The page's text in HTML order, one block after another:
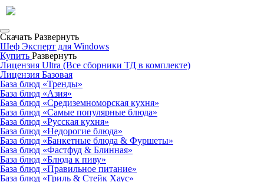
Скачать Развернуть
Шеф Эксперт для Windows
Купить Развернуть
Лицензия Ultra (Все сборники ТД в комплекте)
Лицензия Базовая
База блюд «Тренды»
База блюд «Азия»
База блюд «Средиземноморская кухня»
База блюд «Самые популярные блюда»
База блюд «Русская кухня»
База блюд «Недорогие блюда»
База блюд «Банкетные блюда & Фуршеты»
База блюд «Фастфуд & Блинная»
База блюд «Блюда к пиву»
База блюд «Правильное питание»
База блюд «Гриль & Стейк Хаус»